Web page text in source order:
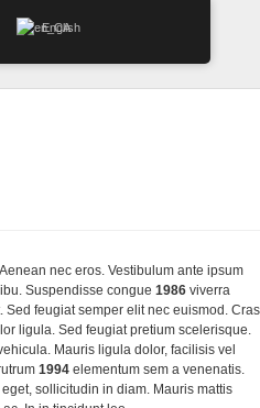
nec eros. Vestibulum ante ipsum
Suspendisse congue 1986 viverra
feugiat semper elit nec euismod. Cras
ligula. Sed feugiat pretium scelerisque.
Mauris ligula dolor, facilisis vel
1994 elementum sem a venenatis.
sollicitudin in diam. Mauris mattis
English